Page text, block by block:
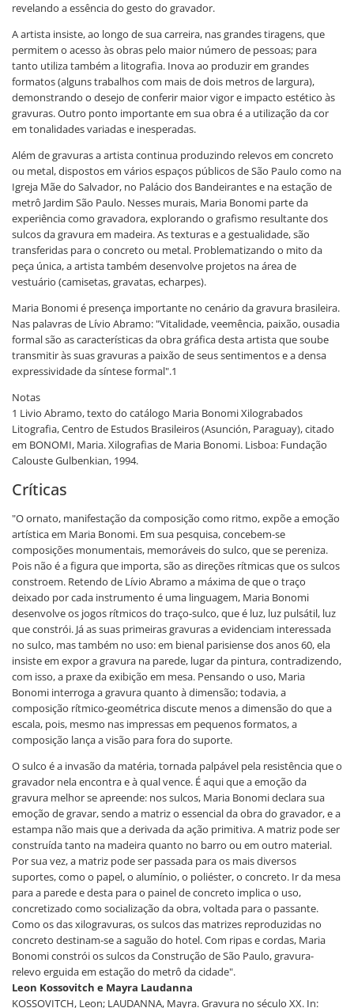
revelando a essência do gesto do gravador.
A artista insiste, ao longo de sua carreira, nas grandes tiragens, que
permitem o acesso às obras pelo maior número de pessoas; para
tanto utiliza também a litografia. Inova ao produzir em grandes
formatos (alguns trabalhos com mais de dois metros de largura),
demonstrando o desejo de conferir maior vigor e impacto estético às
gravuras. Outro ponto importante em sua obra é a utilização da cor
em tonalidades variadas e inesperadas.
Além de gravuras a artista continua produzindo relevos em concreto
ou metal, dispostos em vários espaços públicos de São Paulo como na
Igreja Mãe do Salvador, no Palácio dos Bandeirantes e na estação de
metrô Jardim São Paulo. Nesses murais, Maria Bonomi parte da
experiência como gravadora, explorando o grafismo resultante dos
sulcos da gravura em madeira. As texturas e a gestualidade, são
transferidas para o concreto ou metal. Problematizando o mito da
peça única, a artista também desenvolve projetos na área de
vestuário (camisetas, gravatas, echarpes).
Maria Bonomi é presença importante no cenário da gravura brasileira.
Nas palavras de Lívio Abramo: "Vitalidade, veemência, paixão, ousadia
formal são as características da obra gráfica desta artista que soube
transmitir às suas gravuras a paixão de seus sentimentos e a densa
expressividade da síntese formal".1
Notas
1 Livio Abramo, texto do catálogo Maria Bonomi Xilograbados
Litografia, Centro de Estudos Brasileiros (Asunción, Paraguay), citado
em BONOMI, Maria. Xilografias de Maria Bonomi. Lisboa: Fundação
Calouste Gulbenkian, 1994.
Críticas
"O ornato, manifestação da composição como ritmo, expõe a emoção
artística em Maria Bonomi. Em sua pesquisa, concebem-se
composições monumentais, memoráveis do sulco, que se pereniza.
Pois não é a figura que importa, são as direções rítmicas que os sulcos
constroem. Retendo de Lívio Abramo a máxima de que o traço
deixado por cada instrumento é uma linguagem, Maria Bonomi
desenvolve os jogos rítmicos do traço-sulco, que é luz, luz pulsátil, luz
que constrói. Já as suas primeiras gravuras a evidenciam interessada
no sulco, mas também no uso: em bienal parisiense dos anos 60, ela
insiste em expor a gravura na parede, lugar da pintura, contradizendo,
com isso, a praxe da exibição em mesa. Pensando o uso, Maria
Bonomi interroga a gravura quanto à dimensão; todavia, a
composição rítmico-geométrica discute menos a dimensão do que a
escala, pois, mesmo nas impressas em pequenos formatos, a
composição lança a visão para fora do suporte.
O sulco é a invasão da matéria, tornada palpável pela resistência que o
gravador nela encontra e à qual vence. É aqui que a emoção da
gravura melhor se apreende: nos sulcos, Maria Bonomi declara sua
emoção de gravar, sendo a matriz o essencial da obra do gravador, e a
estampa não mais que a derivada da ação primitiva. A matriz pode ser
construída tanto na madeira quanto no barro ou em outro material.
Por sua vez, a matriz pode ser passada para os mais diversos
suportes, como o papel, o alumínio, o poliéster, o concreto. Ir da mesa
para a parede e desta para o painel de concreto implica o uso,
concretizado como socialização da obra, voltada para o passante.
Como os das xilogravuras, os sulcos das matrizes reproduzidas no
concreto destinam-se a saguão do hotel. Com ripas e cordas, Maria
Bonomi constrói os sulcos da Construção de São Paulo, gravura-
relevo erguida em estação do metrô da cidade".
Leon Kossovitch e Mayra Laudanna
KOSSOVITCH, Leon; LAUDANNA, Mayra. Gravura no século XX. In: